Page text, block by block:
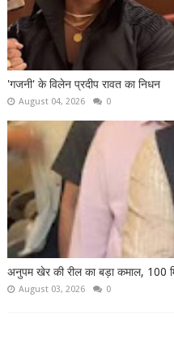
'गजनी' के विलेन प्रदीप रावत का निधन
August 04, 2026 0
अनुपम खेर की रील का बड़ा कमाल, 100
August 03, 2026 0